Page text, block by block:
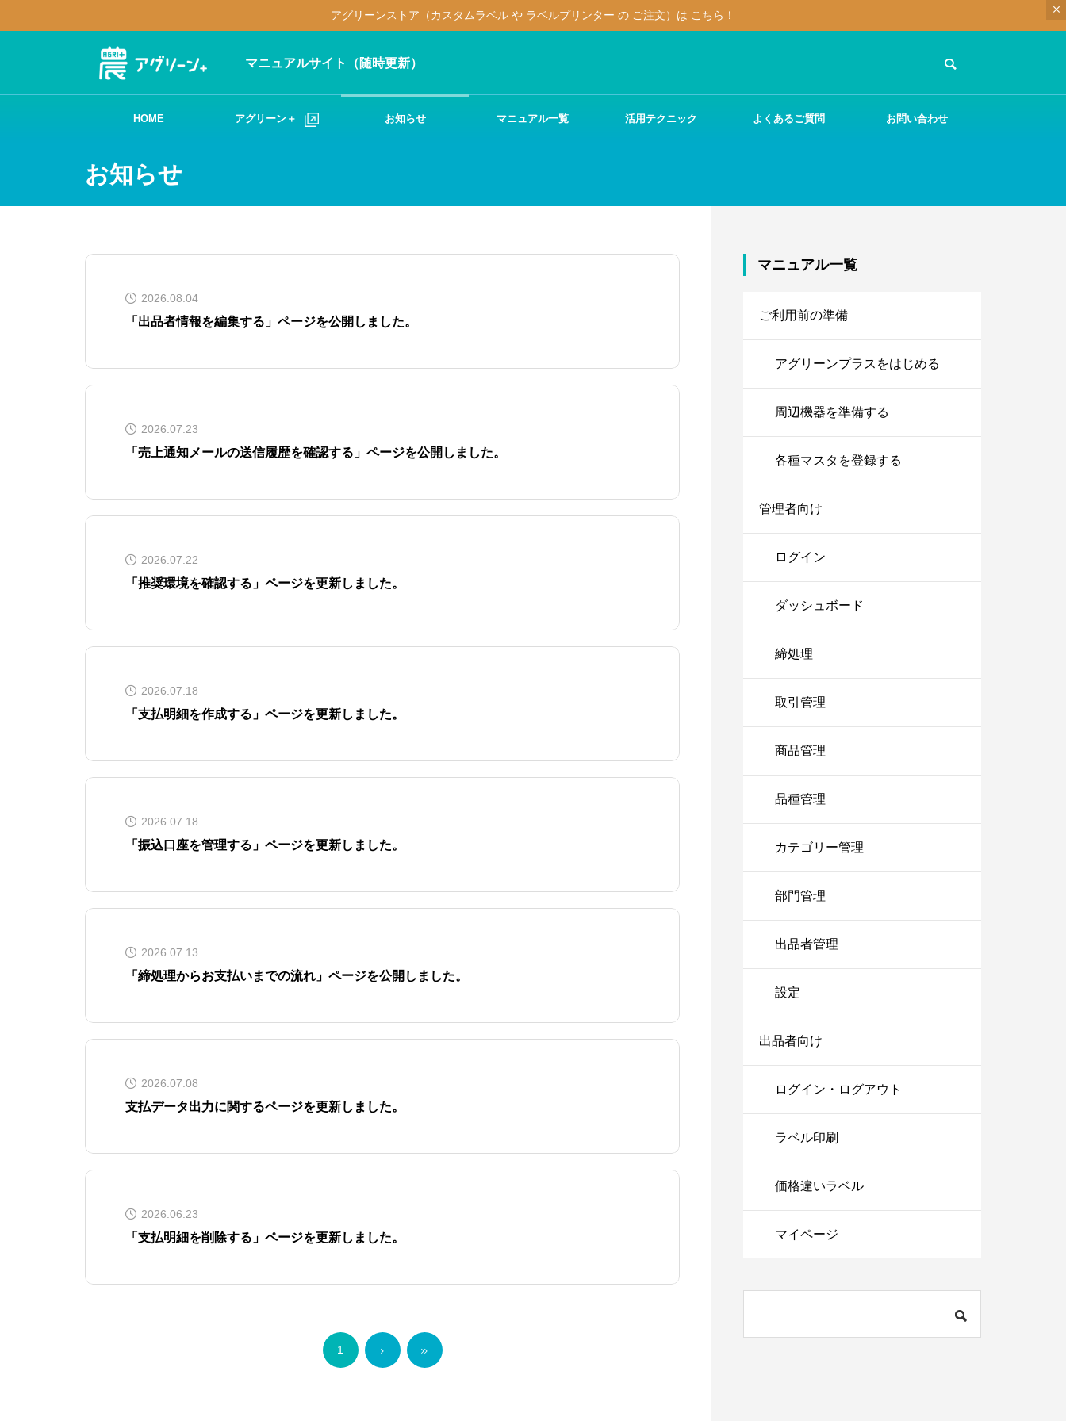
アグリーンストア（カスタムラベル や ラベルプリンター の ご注文）は こちら！
マニュアルサイト（随時更新）
HOME アグリーン＋ お知らせ マニュアル一覧 活用テクニック よくあるご質問 お問い合わせ
お知らせ
2026.08.04
「出品者情報を編集する」ページを公開しました。
2026.07.23
「売上通知メールの送信履歴を確認する」ページを公開しました。
2026.07.22
「推奨環境を確認する」ページを更新しました。
2026.07.18
「支払明細を作成する」ページを更新しました。
2026.07.18
「振込口座を管理する」ページを更新しました。
2026.07.13
「締処理からお支払いまでの流れ」ページを公開しました。
2026.07.08
支払データ出力に関するページを更新しました。
2026.06.23
「支払明細を削除する」ページを更新しました。
1
マニュアル一覧
ご利用前の準備
アグリーンプラスをはじめる
周辺機器を準備する
各種マスタを登録する
管理者向け
ログイン
ダッシュボード
締処理
取引管理
商品管理
品種管理
カテゴリー管理
部門管理
出品者管理
設定
出品者向け
ログイン・ログアウト
ラベル印刷
価格違いラベル
マイページ